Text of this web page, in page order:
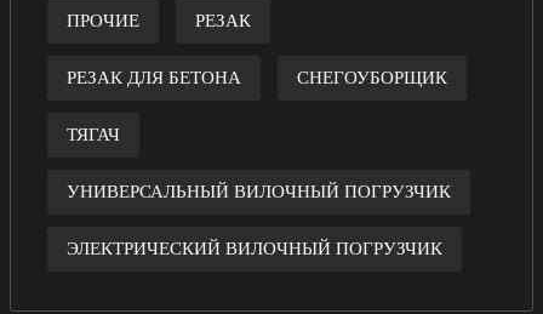
ПРОЧИЕ РЕЗАК
РЕЗАК ДЛЯ БЕТОНА СНЕГОУБОРЩИК
ТЯГАЧ
УНИВЕРСАЛЬНЫЙ ВИЛОЧНЫЙ ПОГРУЗЧИК
ЭЛЕКТРИЧЕСКИЙ ВИЛОЧНЫЙ ПОГРУЗЧИК